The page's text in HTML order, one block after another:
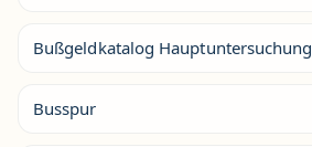
Bußgeldkatalog Hauptuntersuchung
Busspur